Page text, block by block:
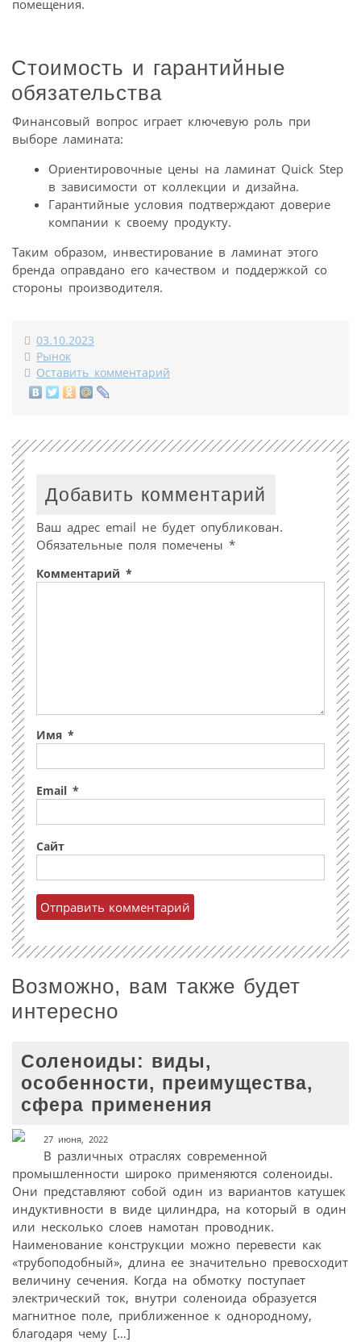
помещения.
Стоимость и гарантийные
обязательства
Финансовый вопрос играет ключевую роль при
выборе ламината:
Ориентировочные цены на ламинат Quick Step
в зависимости от коллекции и дизайна.
Гарантийные условия подтверждают доверие
компании к своему продукту.
Таким образом, инвестирование в ламинат этого
бренда оправдано его качеством и поддержкой со
стороны производителя.
03.10.2023
Рынок
Оставить комментарий
Добавить комментарий
Ваш адрес email не будет опубликован.
Обязательные поля помечены *
Комментарий *
Имя *
Email *
Сайт
Возможно, вам также будет
интересно
Соленоиды: виды,
особенности, преимущества,
сфера применения
27 июня, 2022
В различных отраслях современной
промышленности широко применяются соленоиды.
Они представляют собой один из вариантов катушек
индуктивности в виде цилиндра, на который в один
или несколько слоев намотан проводник.
Наименование конструкции можно перевести как
«трубоподобный», длина ее значительно превосходит
величину сечения. Когда на обмотку поступает
электрический ток, внутри соленоида образуется
магнитное поле, приближенное к однородному,
благодаря чему […]